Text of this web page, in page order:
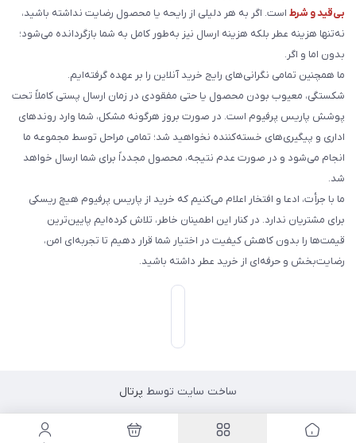
بی‌قید و شرط است. اگر به هر دلیلی از رایحه یا محصول رضایت نداشته باشید،
نه‌تنها هزینه عطر بلکه هزینه ارسال نیز به‌طور کامل به شما بازگردانده می‌شود؛
بدون اما و اگر.
ما همچنین تمامی نگرانی‌های رایج خرید آنلاین را بر عهده گرفته‌ایم.
شکستگی، معیوب بودن محصول یا حتی مفقودی در زمان ارسال پستی کاملاً تحت
پوشش پاریس پرفیوم است. در صورت بروز هرگونه مشکل، شما وارد روندهای
اداری و پیگیری‌های خسته‌کننده نخواهید شد؛ تمامی مراحل توسط مجموعه ما
انجام می‌شود و در صورت عدم نتیجه، محصول مجدداً برای شما ارسال خواهد
شد.
ما با جرأت، ادعا و افتخار اعلام می‌کنیم که خرید از پاریس پرفیوم هیچ ریسکی
برای مشتریان ندارد. در کنار این اطمینان خاطر، تلاش کرده‌ایم پایین‌ترین
قیمت‌ها را بدون کاهش کیفیت در اختیار شما قرار دهیم تا تجربه‌ای امن،
رضایت‌بخش و حرفه‌ای از خرید عطر داشته باشید.
ساخت سایت توسط پرتال